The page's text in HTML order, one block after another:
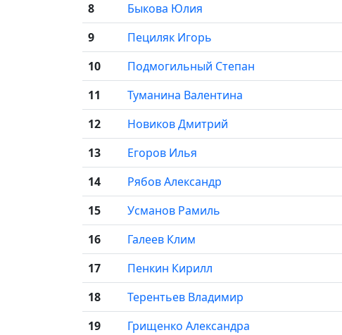
8
Быкова Юлия
9
Пециляк Игорь
10
Подмогильный Степан
11
Туманина Валентина
12
Новиков Дмитрий
13
Егоров Илья
14
Рябов Александр
15
Усманов Рамиль
16
Галеев Клим
17
Пенкин Кирилл
18
Терентьев Владимир
19
Грищенко Александра